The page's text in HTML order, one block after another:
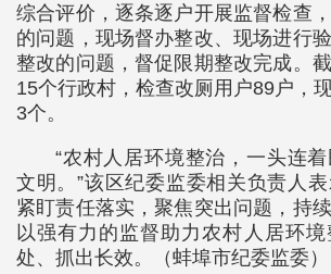
综合评价，逐条逐户开展监督检查
的问题，现场督办整改、现场进行
整改的问题，督促限期整改完成。
15个行政村，检查改厕用户89户，
3个。
“农村人居环境整治，一头连
文明。”该区纪委监委相关负责人
紧盯责任落实，聚焦突出问题，持
以强有力的监督助力农村人居环
处、抓出长效。（蚌埠市纪委监委）